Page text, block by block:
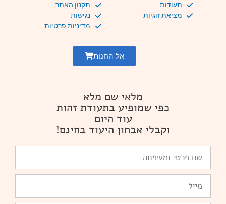
תעודות
מציאת זוגיות
תקנון האתר
נגישות
מדיניות פרטיות
אל החנות
מלאי שם מלא
כפי שמופיע בתעודת זהות
עוד היום
וקבלי אבחון היעוד בחינם!
פרטי
ומשפחה